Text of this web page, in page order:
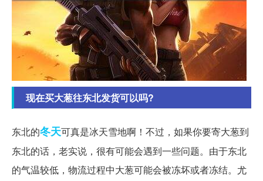
现在买大葱往东北发货可以吗?
东北的冬天可真是冰天雪地啊！不过，如果你要寄大葱到
东北的话，老实说，很有可能会遇到一些问题。由于东北
的气温较低，物流过程中大葱可能会被冻坏或者冻结。尤